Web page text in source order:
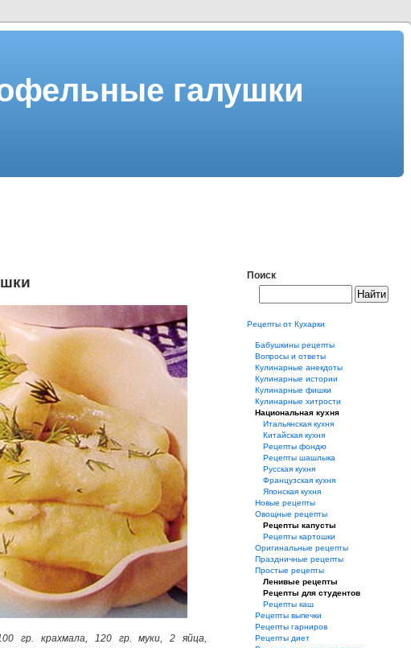
галушки
гр. крахмала, 120 гр. муки, 2 яйца,
Поиск
Рецепты от Кухарки
Бабушкины рецепты
Вопросы и ответы
Кулинарные анекдоты
Кулинарные истории
Кулинарные фишки
Кулинарные хитрости
Национальная кухня
Итальянская кухня
Китайская кухня
Рецепты фондю
Рецепты шашлыка
Русская кухня
Французская кухня
Японская кухня
Новые рецепты
Овощные рецепты
Рецепты капусты
Рецепты картошки
Оригинальные рецепты
Праздничные рецепты
Простые рецепты
Ленивые рецепты
Рецепты для студентов
Рецепты каш
Рецепты выпечки
Рецепты гарниров
Рецепты диет